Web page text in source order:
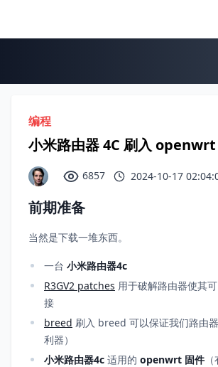
编程
小米路由器 4C 刷入 openwrt
6857 2024-10-17
前期准备
当然是下载一堆东西。
一台 小米路由器4c
R3GV2 patches 用于破解路由器使其
接
breed 刷入 breed 可以保证我们路由
利器）
小米路由器4c 适用的 openwrt 固件